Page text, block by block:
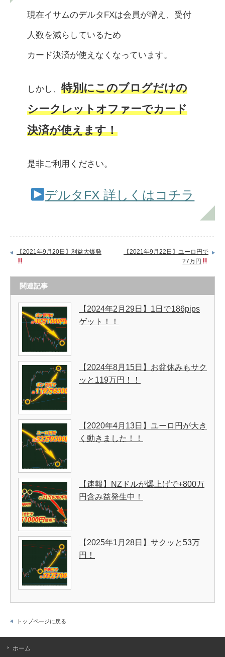
現在イサムのデルタFXは会員が増え、受付
人数を減らしているため
カード決済が使えなくなっています。
しかし、 特別にこのブログだけの
シークレットオファーでカード
決済が使えます！
是非ご利用ください。
デルタFX 詳しくはコチラ
【2021年9月20日】利益大爆発
【2021年9月22日】ユーロ円で
27万円
関連記事
【2024年2月29日】1日で186pips
ゲット！！
【2024年8月15日】お盆休みもサク
ッと119万円！！
【2020年4月13日】ユーロ円が大き
く動きました！！
【速報】NZドルが爆上げで+800万
円含み益発生中！
【2025年1月28日】サクッと53万
円！
トップページに戻る
ホーム